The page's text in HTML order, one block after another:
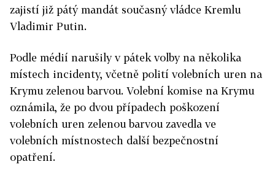
zajistí již pátý mandát současný vládce Kremlu
Vladimir Putin.
Podle médií narušily v pátek volby na několika
místech incidenty, včetně polití volebních uren na
Krymu zelenou barvou. Volební komise na Krymu
oznámila, že po dvou případech poškození
volebních uren zelenou barvou zavedla ve
volebních místnostech další bezpečnostní
opatření.